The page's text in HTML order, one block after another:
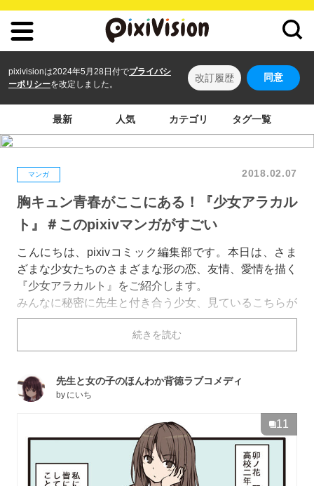
pixivisionは2024年5月28日付でプライバシ
ーポリシーを改定しました。
改訂履歴 同意
最新 人気 カテゴリ タグ一覧
マンガ 2018.02.07
胸キュン青春がここにある！『少女アラカル
ト』＃このpixivマンガがすごい
こんにちは、pixivコミック編集部です。本日は、さま
ざまな少女たちのさまざまな形の恋、友情、愛情を描く
『少女アラカルト』をご紹介します。
みんなに秘密に先生と付き合う少女、見ているこちらが
モダモダしてしまうくらいイチャイチャするバカップ
ル、大切な友達と遠く離れて日々の寂しさをもてあそぶ
少女、職場では厳しく家では彼氏にデレデレな女上司さ
さんによる、畳み掛けられるいろんなタイプの胸キュン
に、あなたの心は耐えられるでしょうか？ それではご
続きを読む
先生と女の子のほんわか背徳ラブコメディ
by にいち
11